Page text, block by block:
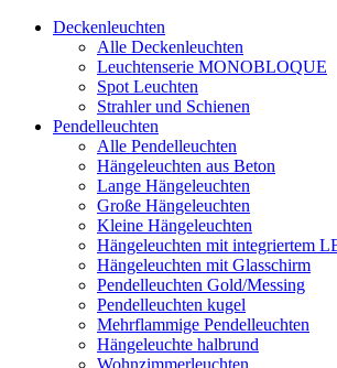
Deckenleuchten
Alle Deckenleuchten
Leuchtenserie MONOBLOQUE
Spot Leuchten
Strahler und Schienen
Pendelleuchten
Alle Pendelleuchten
Hängeleuchten aus Beton
Lange Hängeleuchten
Große Hängeleuchten
Kleine Hängeleuchten
Hängeleuchten mit integriertem
Hängeleuchten mit Glasschirm
Pendelleuchten Gold/Messing
Pendelleuchten kugel
Mehrflammige Pendelleuchten
Hängeleuchte halbrund
Wohnzimmerleuchten